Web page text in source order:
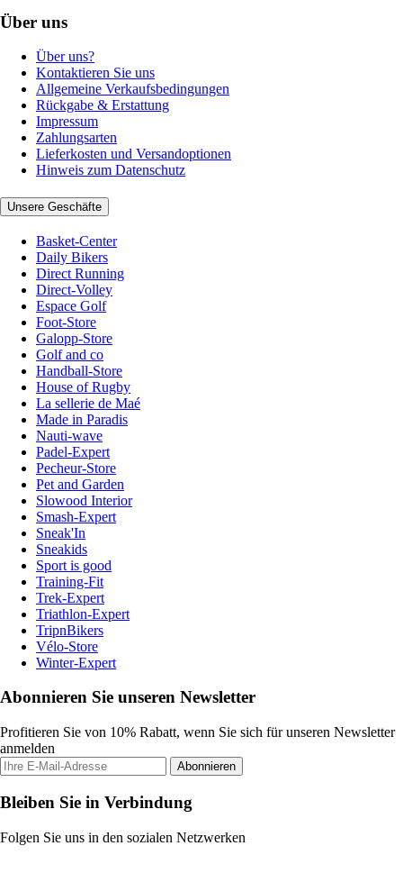
Über uns
Über uns?
Kontaktieren Sie uns
Allgemeine Verkaufsbedingungen
Rückgabe & Erstattung
Impressum
Zahlungsarten
Lieferkosten und Versandoptionen
Hinweis zum Datenschutz
Unsere Geschäfte
Basket-Center
Daily Bikers
Direct Running
Direct-Volley
Espace Golf
Foot-Store
Galopp-Store
Golf and co
Handball-Store
House of Rugby
La sellerie de Maé
Made in Paradis
Nauti-wave
Padel-Expert
Pecheur-Store
Pet and Garden
Slowood Interior
Smash-Expert
Sneak'In
Sneakids
Sport is good
Training-Fit
Trek-Expert
Triathlon-Expert
TripnBikers
Vélo-Store
Winter-Expert
Abonnieren Sie unseren Newsletter
Profitieren Sie von 10% Rabatt, wenn Sie sich für unseren Newsletter
anmelden
Abonnieren
Bleiben Sie in Verbindung
Folgen Sie uns in den sozialen Netzwerken